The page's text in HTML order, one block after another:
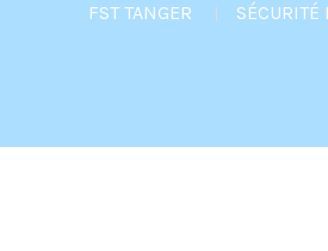
FST TANGER SÉCURITÉ